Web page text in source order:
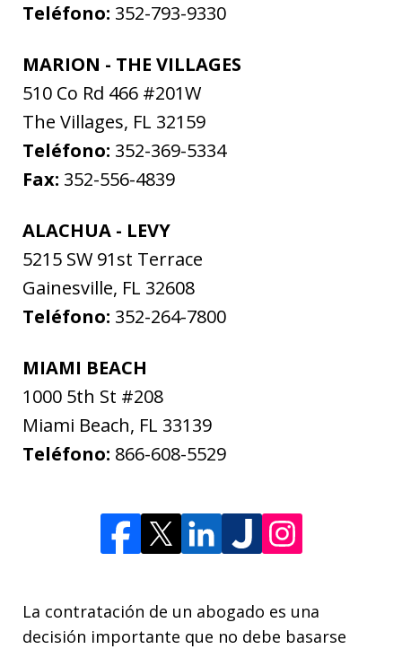
Teléfono: 352-793-9330
MARION - THE VILLAGES
510 Co Rd 466 #201W
The Villages, FL 32159
Teléfono: 352-369-5334
Fax: 352-556-4839
ALACHUA - LEVY
5215 SW 91st Terrace
Gainesville, FL 32608
Teléfono: 352-264-7800
MIAMI BEACH
1000 5th St #208
Miami Beach, FL 33139
Teléfono: 866-608-5529
La contratación de un abogado es una
decisión importante que no debe basarse